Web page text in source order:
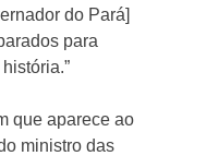
do Pará]
para
que aparece ao
ministro das